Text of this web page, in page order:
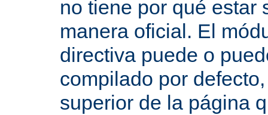
no tiene por qué estar
manera oficial. El
directiva puede o
compilado por
superior de la página